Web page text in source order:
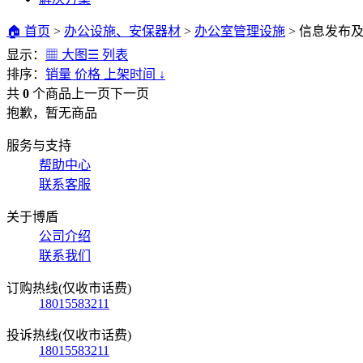
🏠 首页 > 办公设施、安保器材 > 办公室管理设施 > 信息发布
显示：
▦ 大图 ☰ 列表
排序： 销量 价格 上架时间 ↓
共 0 个商品 上一页下一页
抱歉，暂无商品
服务与支持
帮助中心
联系客服
关于博盾
公司介绍
联系我们
订购热线(仅收市话费)
18015583211
投诉热线(仅收市话费)
18015583211